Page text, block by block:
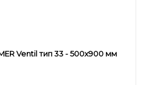
Ventil тип 33 - 500x900 мм